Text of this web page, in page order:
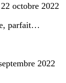
22 octobre 2022
parfait…
2022